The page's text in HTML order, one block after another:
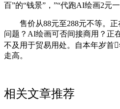
百”的“钱景”，”“代跑AI绘画2元
售价从88元至288元不等。正
问题？AI绘画可否间接商用？正
不及用于贸易用处。自本年岁首
走高。
相关文章推荐